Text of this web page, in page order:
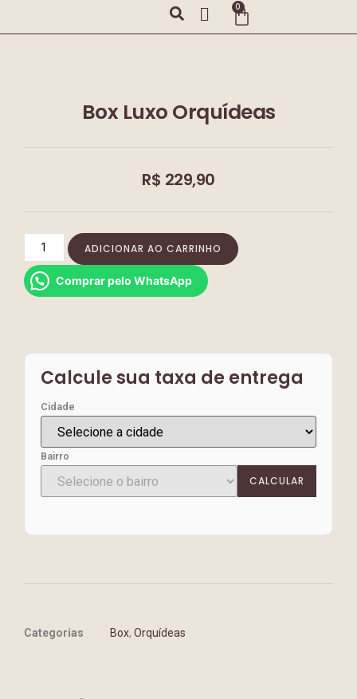
0
Box Luxo Orquídeas
R$ 229,90
ADICIONAR AO CARRINHO
Comprar pelo WhatsApp
Categorias Box, Orquídeas
Calcule sua taxa de entrega
Cidade
Bairro
CALCULAR